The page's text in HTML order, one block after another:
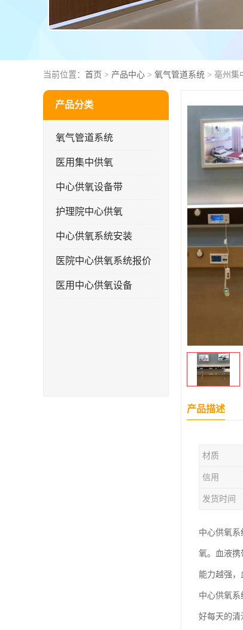
当前位置： 首页 > 产品中心 > 氧气管道系统 > 亳州集
产品分类
氧气管道系统
医用集中供氧
中心供氧设备带
护理院中心供氧
中心供氧系统安装
医院中心供氧系统报价
医用中心供氧设备
产品描述
材质
信用
发货时间
中心供氧
氧。血液携
能力越强，
中心供氧
好每天的清